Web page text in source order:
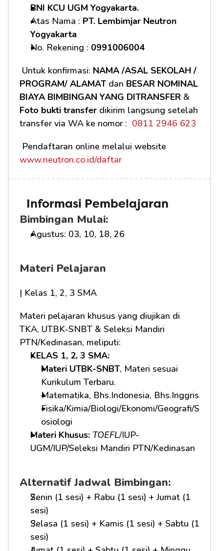
BNI KCU UGM Yogyakarta.
Atas Nama : PT. Lembimjar Neutron
Yogyakarta
No. Rekening : 0991006004
Untuk konfirmasi: NAMA /ASAL SEKOLAH /
PROGRAM/ ALAMAT dan BESAR NOMINAL
BIAYA BIMBINGAN YANG DITRANSFER
Foto bukti transfer dikirim langsung setelah
transfer via WA ke nomor : 0811 2946 623
www.neutron.co.id/daftar
Informasi Pembelajaran
Bimbingan Mulai:
Agustus: 03, 10, 18, 26
Materi Pelajaran
| Kelas 1, 2, 3 SMA
Materi pelajaran khusus yang diujikan di
TKA, UTBK-SNBT & Seleksi Mandiri
PTN/Kedinasan, meliputi:
KELAS 1, 2, 3 SMA:
Materi UTBK-SNBT, Materi sesuai
Kurikulum Terbaru.
Matematika, Bhs.Indonesia, Bhs.Inggris
Fisika/Kimia/Biologi/Ekonomi/Geografi/S
osiologi
Materi Khusus: TOEFL/IUP-
UGM/IUP/Seleksi Mandiri PTN/Kedinasan
Alternatif Jadwal Bimbingan:
Senin (1 sesi) + Rabu (1 sesi) + Jumat (1
sesi)
Selasa (1 sesi) + Kamis (1 sesi) + Sabtu (1
sesi)